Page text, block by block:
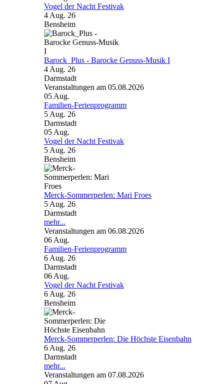
Vogel der Nacht Festivak
4 Aug. 26
Bensheim
Barock_Plus - Barocke Genuss-Musik I
4 Aug. 26
Darmstadt
Veranstaltungen am 05.08.2026
05 Aug.
Familien-Ferienprogramm
5 Aug. 26
Darmstadt
05 Aug.
Vogel der Nacht Festivak
5 Aug. 26
Bensheim
Merck-Sommerperlen: Mari Froes
5 Aug. 26
Darmstadt
mehr...
Veranstaltungen am 06.08.2026
06 Aug.
Familien-Ferienprogramm
6 Aug. 26
Darmstadt
06 Aug.
Vogel der Nacht Festivak
6 Aug. 26
Bensheim
Merck-Sommerperlen: Die Höchste Eisenbahn
6 Aug. 26
Darmstadt
mehr...
Veranstaltungen am 07.08.2026